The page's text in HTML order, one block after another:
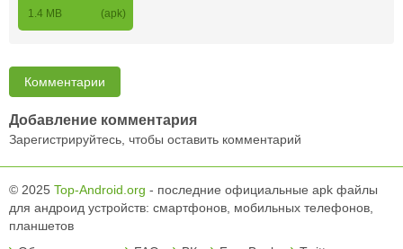
1.4 MB (apk)
Комментарии
Добавление комментария
Зарегистрируйтесь, чтобы оставить комментарий
© 2025 Top-Android.org - последние официальные apk файлы
для андроид устройств: смартфонов, мобильных телефонов,
планшетов